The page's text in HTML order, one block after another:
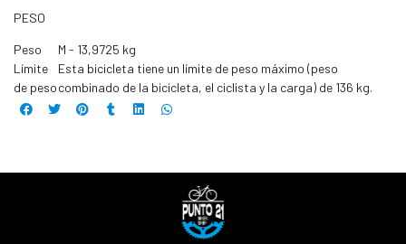
PESO
Peso
M - 13,9725 kg
Límite
de peso
Esta bicicleta tiene un límite de peso máximo (peso
combinado de la bicicleta, el ciclista y la carga) de 136 kg.